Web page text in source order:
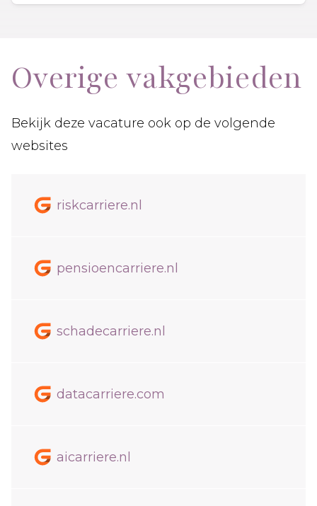
Overige vakgebieden
Bekijk deze vacature ook op de volgende
websites
riskcarriere.nl
pensioencarriere.nl
schadecarriere.nl
datacarriere.com
aicarriere.nl